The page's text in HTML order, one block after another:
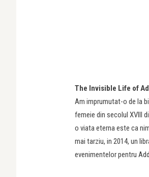
The Invisible Life of
Am imprumutat-o de la
femeie din secolul XVIII
o viata eterna este ca
mai tarziu, in 2014, un
evenimentelor pentru